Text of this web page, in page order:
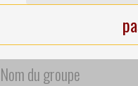
Nom du groupe